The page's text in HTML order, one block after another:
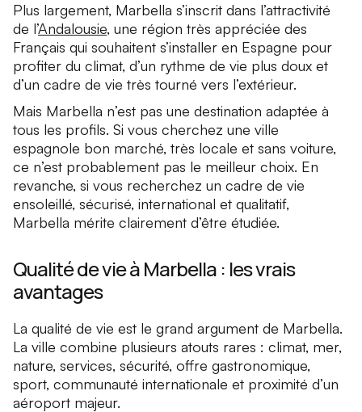
Plus largement, Marbella s’inscrit dans l’attractivité
de l’Andalousie, une région très appréciée des
Français qui souhaitent s’installer en Espagne pour
profiter du climat, d’un rythme de vie plus doux et
d’un cadre de vie très tourné vers l’extérieur.
Mais Marbella n’est pas une destination adaptée à
tous les profils. Si vous cherchez une ville
espagnole bon marché, très locale et sans voiture,
ce n’est probablement pas le meilleur choix. En
revanche, si vous recherchez un cadre de vie
ensoleillé, sécurisé, international et qualitatif,
Marbella mérite clairement d’être étudiée.
Qualité de vie à Marbella : les vrais
avantages
La qualité de vie est le grand argument de Marbella.
La ville combine plusieurs atouts rares : climat, mer,
nature, services, sécurité, offre gastronomique,
sport, communauté internationale et proximité d’un
aéroport majeur.